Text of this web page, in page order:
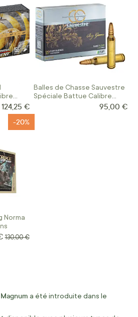
124,25 €
Balles de Chasse Sauvestre
Spéciale Battue Calibre
95,00 €
Norma
-20%
Prix normal
130,00 €
a été introduite dans le